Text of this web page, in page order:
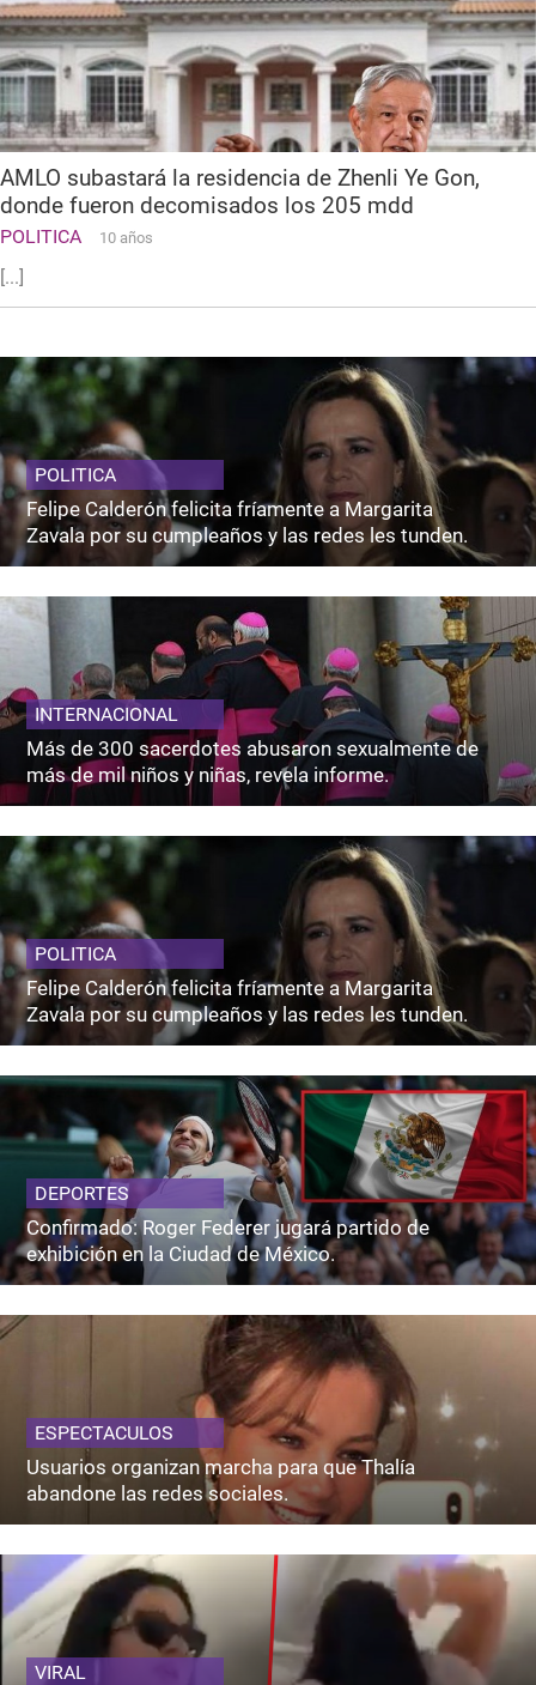
AMLO subastará la residencia de Zhenli Ye Gon,
donde fueron decomisados los 205 mdd
POLITICA 10 años
[...]
POLITICA
Felipe Calderón felicita fríamente a Margarita
Zavala por su cumpleaños y las redes les tunden.
INTERNACIONAL
Más de 300 sacerdotes abusaron sexualmente de
más de mil niños y niñas, revela informe.
POLITICA
Felipe Calderón felicita fríamente a Margarita
Zavala por su cumpleaños y las redes les tunden.
DEPORTES
Confirmado: Roger Federer jugará partido de
exhibición en la Ciudad de México.
ESPECTACULOS
Usuarios organizan marcha para que Thalía
abandone las redes sociales.
VIRAL